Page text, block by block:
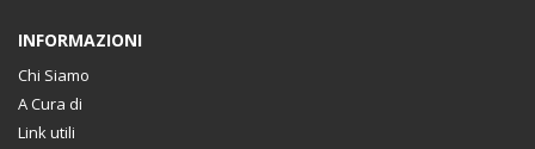
INFORMAZIONI
Chi Siamo
A Cura di
Link utili